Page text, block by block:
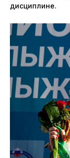
дисциплине.